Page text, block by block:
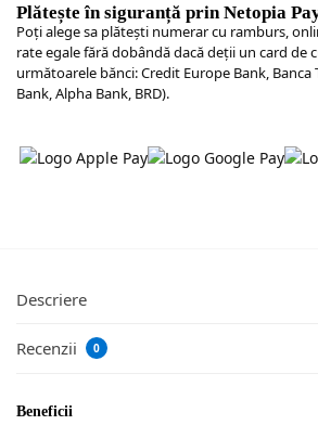
Plătește în siguranță prin Netopia
Poţi alege sa plăteşti numerar cu ramburs,
rate egale fără dobândă dacă deții un card de
următoarele bănci: Credit Europe Bank, Banca
Bank, Alpha Bank, BRD).
Descriere
Recenzii 0
Beneficii